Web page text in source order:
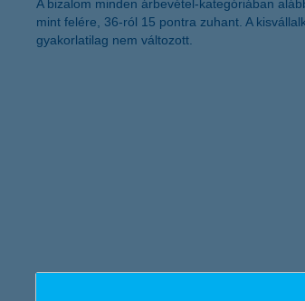
A bizalom minden árbevétel-kategóriában
mint felére, 36-ról 15 pontra zuhant. A
gyakorlatilag nem változott.